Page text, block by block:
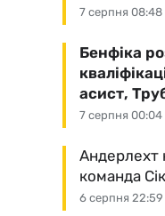
7 серпня 08:48
7 серпня 00:04
Бенфіка
асист,
6 серпня 22:59
Андерлехт
команда